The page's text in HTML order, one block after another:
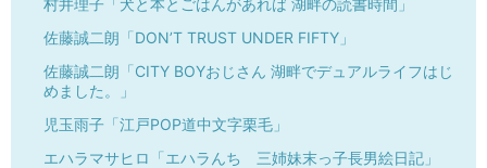
村井理子「犬と本とごはんがあれば 湖畔の読書時間」
佐藤誠二朗「DON’T TRUST UNDER FIFTY」
佐藤誠二朗「CITY BOYおじさん 湖畔でデュアルライフはじ
めました。」
児玉雨子「江戸POP道中文字栗毛」
エハラマサヒロ「エハラんち 三姉妹末っ子長男絵日記」